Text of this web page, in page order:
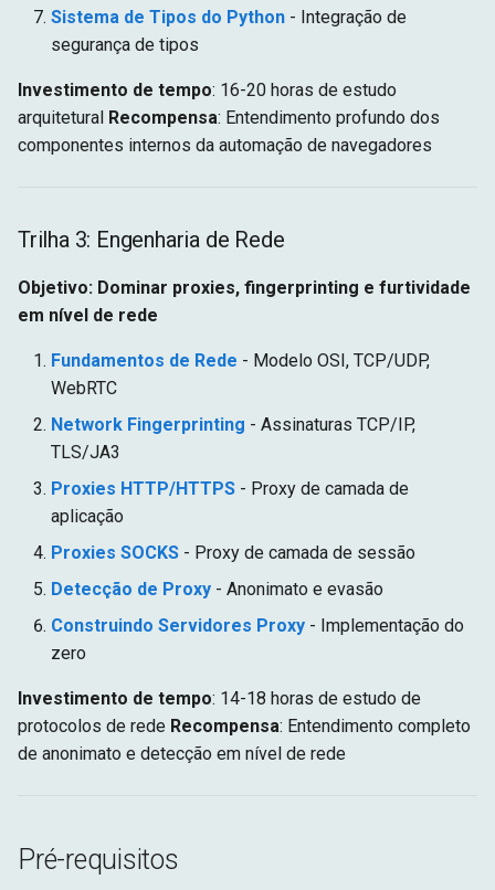
Sistema de Tipos do Python - Integração de
segurança de tipos
Investimento de tempo: 16-20 horas de estudo
arquitetural Recompensa: Entendimento profundo dos
componentes internos da automação de navegadores
Trilha 3: Engenharia de Rede
Objetivo: Dominar proxies, fingerprinting e furtividade
em nível de rede
Fundamentos de Rede - Modelo OSI, TCP/UDP,
WebRTC
Network Fingerprinting - Assinaturas TCP/IP,
TLS/JA3
Proxies HTTP/HTTPS - Proxy de camada de
aplicação
Proxies SOCKS - Proxy de camada de sessão
Detecção de Proxy - Anonimato e evasão
Construindo Servidores Proxy - Implementação do
zero
Investimento de tempo: 14-18 horas de estudo de
protocolos de rede Recompensa: Entendimento completo
de anonimato e detecção em nível de rede
Pré-requisitos